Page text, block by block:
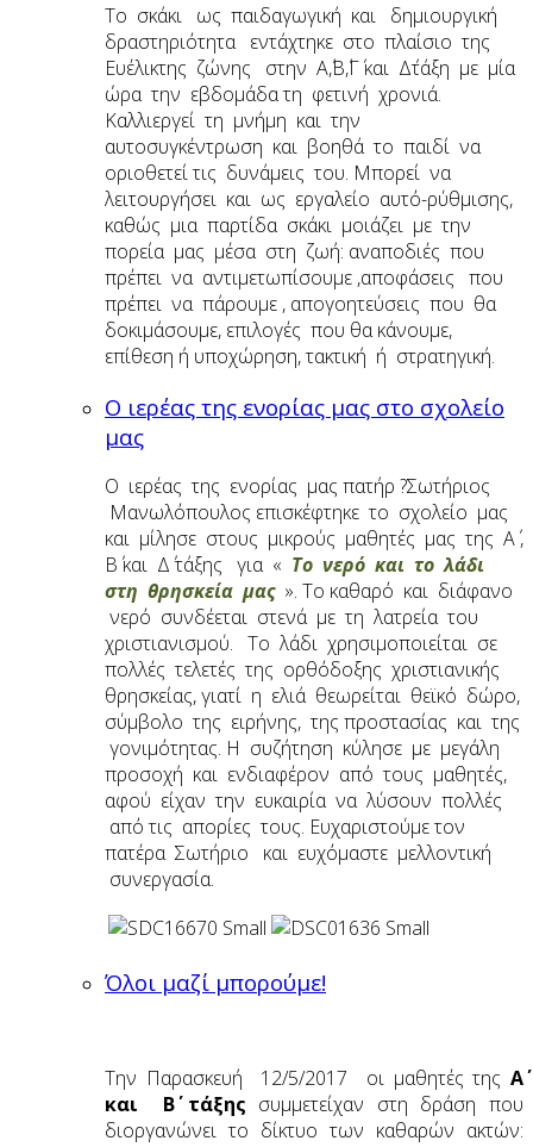
Το σκάκι ως παιδαγωγική και δημιουργική
δραστηριότητα εντάχτηκε στο πλαίσιο της
Ευέλικτης ζώνης στην Α΄,Β΄,Γ΄ και Δ΄τάξη με μία
ώρα την εβδομάδα τη φετινή χρονιά.
Καλλιεργεί τη μνήμη και την
αυτοσυγκέντρωση και βοηθά το παιδί να
οριοθετεί τις δυνάμεις του. Μπορεί να
λειτουργήσει και ως εργαλείο αυτό-ρύθμισης,
καθώς μια παρτίδα σκάκι μοιάζει με την
πορεία μας μέσα στη ζωή: αναποδιές που
πρέπει να αντιμετωπίσουμε ,αποφάσεις που
πρέπει να πάρουμε , απογοητεύσεις που θα
δοκιμάσουμε, επιλογές που θα κάνουμε,
επίθεση ή υποχώρηση, τακτική ή στρατηγική.
Ο ιερέας της ενορίας μας στο σχολείο
μας
Ο ιερέας της ενορίας μας πατήρ ?Σωτήριος
Μανωλόπουλος επισκέφτηκε το σχολείο μας
και μίλησε στους μικρούς μαθητές μας της Α΄ ,
Β΄ και Δ΄ τάξης για « Το νερό και το λάδι
στη θρησκεία μας ». Το καθαρό και διάφανο
νερό συνδέεται στενά με τη λατρεία του
χριστιανισμού. Το λάδι χρησιμοποιείται σε
πολλές τελετές της ορθόδοξης χριστιανικής
θρησκείας, γιατί η ελιά θεωρείται θεϊκό δώρο,
σύμβολο της ειρήνης, της προστασίας και της
γονιμότητας. Η συζήτηση κύλησε με μεγάλη
προσοχή και ενδιαφέρον από τους μαθητές,
αφού είχαν την ευκαιρία να λύσουν πολλές
από τις απορίες τους. Ευχαριστούμε τον
πατέρα Σωτήριο και ευχόμαστε μελλοντική
συνεργασία.
Όλοι μαζί μπορούμε!
Την Παρασκευή 12/5/2017 οι μαθητές της Α΄
και Β΄ τάξης συμμετείχαν στη δράση που
διοργανώνει το δίκτυο των καθαρών ακτών: